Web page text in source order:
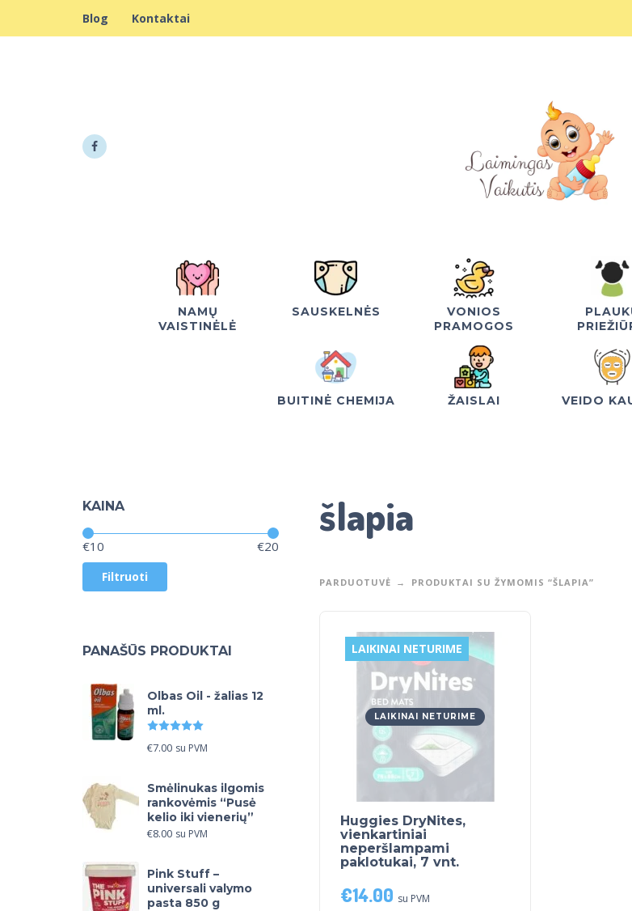
Blog Kontaktai
NAMŲ
VAISTINĖLĖ
SAUSKELNĖS
VONIOS
PRAMOGOS
BUITINĖ CHEMIJA ŽAISLAI VEIDO
KAINA
Filtruoti
€10 €20
PANAŠŪS PRODUKTAI
Olbas Oil - žalias 12
ml.
€7.00 su PVM
Smėlinukas ilgomis
rankovėmis “Pusė
kelio iki vienerių”
€8.00 su PVM
Pink Stuff –
universali valymo
pasta 850 g
šlapia
PARDUOTUVĖ PRODUKTAI SU ŽYMOMIS “ŠLAPIA”
LAIKINAI NETURIME
LAIKINAI NETURIME
Huggies DryNites,
vienkartiniai
neperšlampami
paklotukai, 7 vnt.
€14.00 su PVM